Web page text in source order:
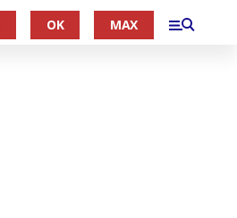
OK MAX